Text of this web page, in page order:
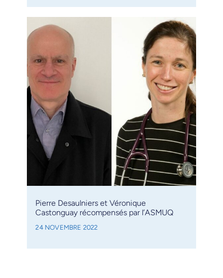
Pierre Desaulniers et Véronique
Castonguay récompensés par l’ASMUQ
24 NOVEMBRE 2022